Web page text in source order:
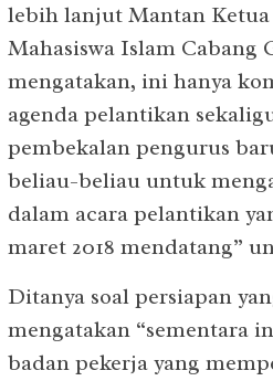
lebih lanjut Mantan
Mahasiswa Islam Cabang
mengatakan, ini hanya
agenda pelantikan
pembekalan pengurus
beliau-beliau untuk
dalam acara pelantikan
maret 2018 mendatang”
Ditanya soal persiapan
mengatakan “sementara
badan pekerja yang